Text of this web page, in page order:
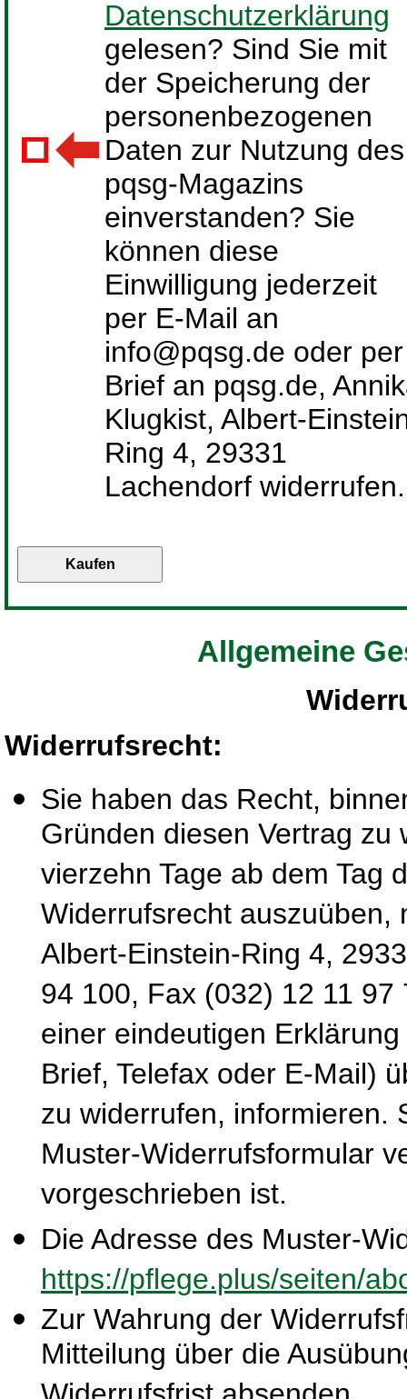
Datenschutzerklärung
gelesen? Sind Sie mit
der Speicherung der
personenbezogenen
Daten zur Nutzung des
pqsg-Magazins
einverstanden? Sie
können diese
Einwilligung jederzeit
per E-Mail an
info@pqsg.de oder per
Brief an pqsg.de,
Klugkist, Albert-
Ring 4, 29331
Lachendorf widerrufen.
Allgemeine
Widerrufsrecht:
Sie haben das Recht,
Gründen diesen Vertrag
vierzehn Tage ab dem Tag
Widerrufsrecht auszuüben,
Albert-Einstein-Ring 4,
94 100, Fax (032) 12 11
einer eindeutigen
Brief, Telefax oder E-Mail)
zu widerrufen, informieren.
Muster-Widerrufsformular
vorgeschrieben ist.
Die Adresse des Muster-
https://pflege.plus/seiten/
Zur Wahrung der
Mitteilung über die